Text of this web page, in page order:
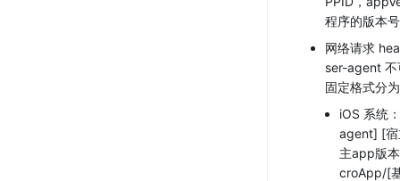
程序的版本
网络请求
ser-agent 不
固定格式分
iOS 系统
agent] [
主app版
croApp/[